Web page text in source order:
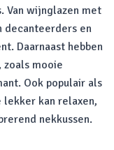
Van wijnglazen met
decanteerders en
Daarnaast hebben
mooie
Ook populair als
lekker kan relaxen,
nekkussen.